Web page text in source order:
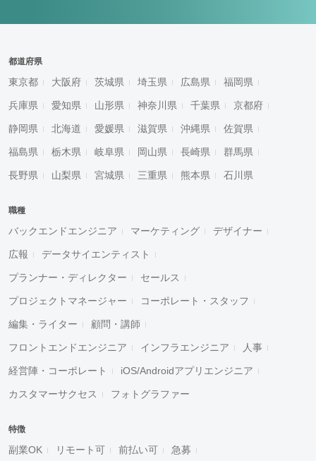
都道府県
東京都 大阪府 茨城県 埼玉県 広島県 福岡県
兵庫県 愛知県 山形県 神奈川県 千葉県 京都府
静岡県 北海道 愛媛県 滋賀県 沖縄県 佐賀県
福島県 栃木県 岐阜県 岡山県 長崎県 群馬県
長野県 山梨県 宮城県 三重県 熊本県 石川県
職種
バックエンドエンジニア マーケティング デザイナー
広報 データサイエンティスト
プランナー・ディレクター セールス
プロジェクトマネージャー コーポレート・スタッフ
編集・ライター 顧問・講師
フロントエンドエンジニア インフラエンジニア 人事
経営陣・コーポレート iOS/Androidアプリエンジニア
カスタマーサクセス フォトグラファー
特徴
副業OK リモート可 前払い可 急募